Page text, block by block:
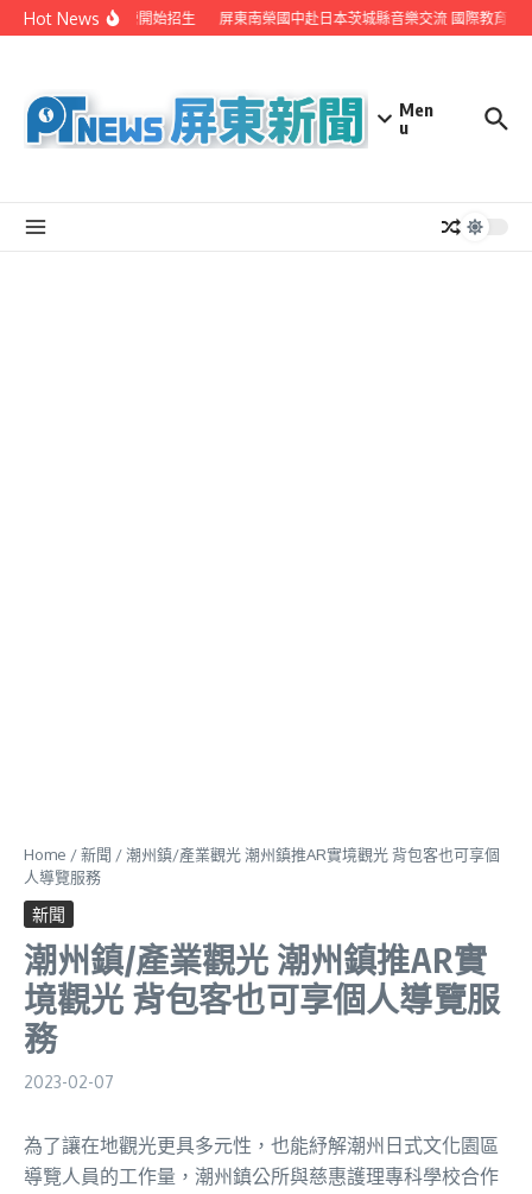
Skip to content
Hot News
者 辦新住民媒體營開始招生 屏東南榮國中赴日本茨城縣音樂交流 國際教育展
Men
u
Home /新聞 /潮州鎮/產業觀光 潮州鎮推AR實境觀光 背包客也可享個
人導覽服務
新聞
潮州鎮/產業觀光 潮州鎮推AR實
境觀光 背包客也可享個人導覽服
務
2023-02-07
為了讓在地觀光更具多元性，也能紓解潮州日式文化園區
導覽人員的工作量，潮州鎮公所與慈惠護理專科學校合作